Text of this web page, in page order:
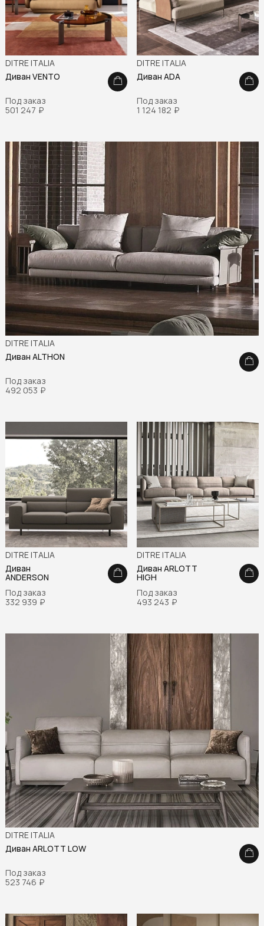
DITRE ITALIA
Диван VENTO
Под заказ
501 247 ₽
DITRE ITALIA
Диван ADA
Под заказ
1 124 182 ₽
DITRE ITALIA
Диван ALTHON
Под заказ
492 053 ₽
DITRE ITALIA
Диван
ANDERSON
Под заказ
332 939 ₽
DITRE ITALIA
Диван ARLOTT
HIGH
Под заказ
493 243 ₽
DITRE ITALIA
Диван ARLOTT LOW
Под заказ
523 746 ₽